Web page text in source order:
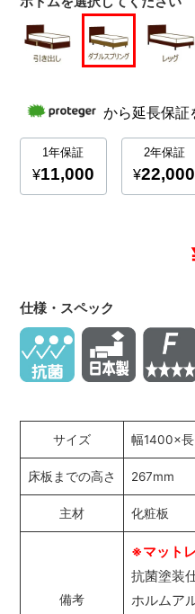
仕様・スペック
サイズ 幅1400×
床板までの高さ 267mm
主材 化粧板
備考
※マット
抗菌塗装
ホルムア